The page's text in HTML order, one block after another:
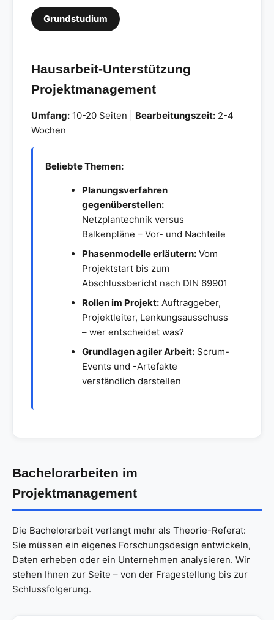
Grundstudium
Hausarbeit-Unterstützung
Projektmanagement
Umfang: 10-20 Seiten | Bearbeitungszeit: 2-4
Wochen
Beliebte Themen:
Planungsverfahren
gegenüberstellen:
Netzplantechnik versus
Balkenpläne – Vor- und Nachteile
Phasenmodelle erläutern: Vom
Projektstart bis zum
Abschlussbericht nach DIN 69901
Rollen im Projekt: Auftraggeber,
Projektleiter, Lenkungsausschuss
– wer entscheidet was?
Grundlagen agiler Arbeit: Scrum-
Events und -Artefakte
verständlich darstellen
Bachelorarbeiten im
Projektmanagement
Die Bachelorarbeit verlangt mehr als Theorie-Referat:
Sie müssen ein eigenes Forschungsdesign entwickeln,
Daten erheben oder ein Unternehmen analysieren. Wir
stehen Ihnen zur Seite – von der Fragestellung bis zur
Schlussfolgerung.